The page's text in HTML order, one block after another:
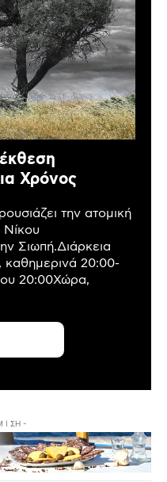
Χρόνος
την ατομική
Σιωπή.Διάρκεια
καθημερινά 20:00-
20:00Χώρα,
Ι ΣΗ -